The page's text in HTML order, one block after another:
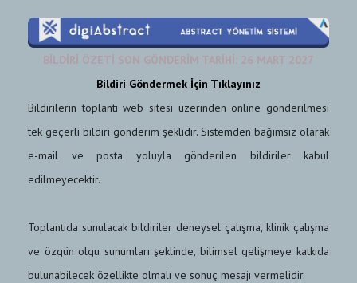
BİLDİRİ ÖZETİ SON GÖNDERİM TARİHİ: 26 MART 2027
Bildiri Göndermek İçin Tıklayınız
Bildirilerin toplantı web sitesi üzerinden online gönderilmesi
tek geçerli bildiri gönderim şeklidir. Sistemden bağımsız olarak
e-mail ve posta yoluyla gönderilen bildiriler kabul
edilmeyecektir.
Toplantıda sunulacak bildiriler deneysel çalışma, klinik çalışma
ve özgün olgu sunumları şeklinde, bilimsel gelişmeye katkıda
bulunabilecek özellikte olmalı ve sonuç mesajı vermelidir.